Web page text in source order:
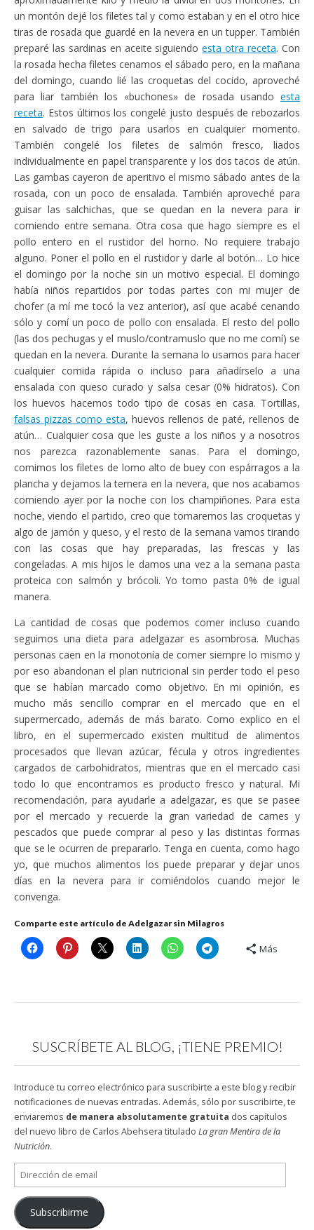
un montón dejé los filetes tal y como estaban y en el otro hice
tiras de rosada que guardé en la nevera en un tupper. También
preparé las sardinas en aceite siguiendoesta otra receta. Con
la rosada hecha filetes cenamos el sábado pero, en la mañana
del domingo, cuando lié las croquetas del cocido, aproveché
para liar también los «buchones» de rosada usando esta
receta. Estos últimos los congelé justo después de rebozarlos
en salvado de trigo para usarlos en cualquier momento.
También congelé los filetes de salmón fresco, liados
individualmente en papel transparente y los dos tacos de atún.
Las gambas cayeron de aperitivo el mismo sábado antes de la
rosada, con un poco de ensalada. También aproveché para
guisar las salchichas, que se quedan en la nevera para ir
comiendo entre semana. Otra cosa que hago siempre es el
pollo entero en el rustidor del horno. No requiere trabajo
alguno. Poner el pollo en el rustidor y darle al botón… Lo hice
el domingo por la noche sin un motivo especial. El domingo
había niños repartidos por todas partes con mi mujer de
chofer (a mí me tocó la vez anterior), así que acabé cenando
sólo y comí un poco de pollo con ensalada. El resto del pollo
(las dos pechugas y el muslo/contramuslo que no me comí) se
quedan en la nevera. Durante la semana lo usamos para hacer
cualquier comida rápida o incluso para añadírselo a una
ensalada con queso curado y salsa cesar (0% hidratos). Con
los huevos hacemos todo tipo de cosas en casa. Tortillas,
falsas pizzas como esta, huevos rellenos de paté, rellenos de
atún… Cualquier cosa que les guste a los niños y a nosotros
nos parezca razonablemente sanas. Para el domingo,
comimos los filetes de lomo alto de buey con espárragos a la
plancha y dejamos la ternera en la nevera, que nos acabamos
comiendo ayer por la noche con los champiñones. Para esta
noche, viendo el partido, creo que tomaremos las croquetas y
algo de jamón y queso, y el resto de la semana vamos tirando
con las cosas que hay preparadas, las frescas y las
congeladas. A mis hijos le damos una vez a la semana pasta
proteica con salmón y brócoli. Yo tomo pasta 0% de igual
manera.
La cantidad de cosas que podemos comer incluso cuando
seguimos una dieta para adelgazar es asombrosa. Muchas
personas caen en la monotonía de comer siempre lo mismo y
por eso abandonan el plan nutricional sin perder todo el peso
que se habían marcado como objetivo. En mi opinión, es
mucho más sencillo comprar en el mercado que en el
supermercado, además de más barato. Como explico en el
libro, en el supermercado existen multitud de alimentos
procesados que llevan azúcar, fécula y otros ingredientes
cargados de carbohidratos, mientras que en el mercado casi
todo lo que encontramos es producto fresco y natural. Mi
recomendación, para ayudarle a adelgazar, es que se pasee
por el mercado y recuerde la gran variedad de carnes y
pescados que puede comprar al peso y las distintas formas
que se le ocurren de prepararlo. Tenga en cuenta, como hago
yo, que muchos alimentos los puede preparar y dejar unos
días en la nevera para ir comiéndolos cuando mejor le
convenga.
Comparte este artículo de Adelgazar sin Milagros
Más
SUSCRÍBETE AL BLOG, ¡TIENE PREMIO!
Introduce tu correo electrónico para suscribirte a este blog y recibir
notificaciones de nuevas entradas. Además, sólo por suscribirte, te
enviaremos de manera absolutamente gratuita dos capítulos
del nuevo libro de Carlos Abehsera titulado La gran Mentira de la
Nutrición.
Dirección
de
email
Subscribirme